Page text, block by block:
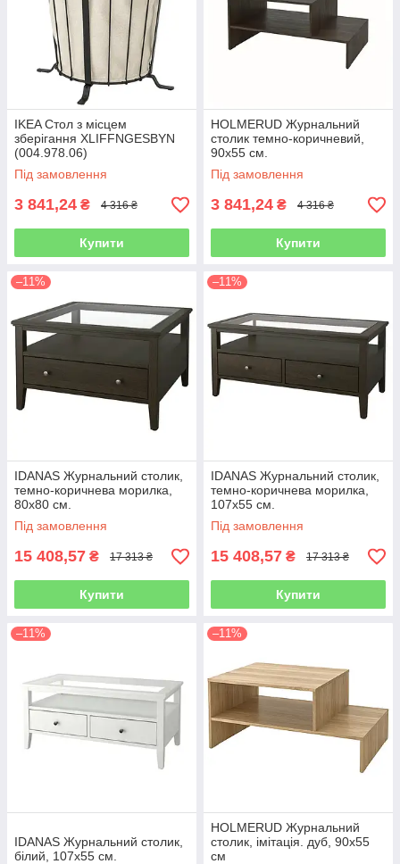
IKEA Стол з місцем
зберігання XLIFFNGESBYN
(004.978.06)
Під замовлення
3 841,24 ₴ 4 316 ₴
Купити
HOLMERUD Журнальний
столик темно-коричневий,
90х55 см.
Під замовлення
3 841,24 ₴ 4 316 ₴
Купити
–11%
IDANAS Журнальний столик,
темно-коричнева морилка,
80х80 см.
Під замовлення
15 408,57 ₴ 17 313 ₴
Купити
–11%
IDANAS Журнальний столик,
темно-коричнева морилка,
107х55 см.
Під замовлення
15 408,57 ₴ 17 313 ₴
Купити
–11%
IDANAS Журнальний столик,
білий, 107х55 см.
–11%
HOLMERUD Журнальний
столик, імітація. дуб, 90х55
см